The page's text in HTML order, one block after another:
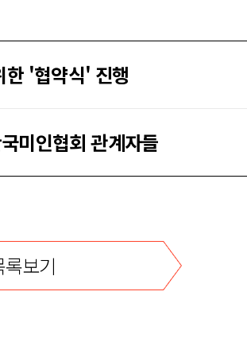
한 '협약식' 진행
미인협회 관계자들
록보기